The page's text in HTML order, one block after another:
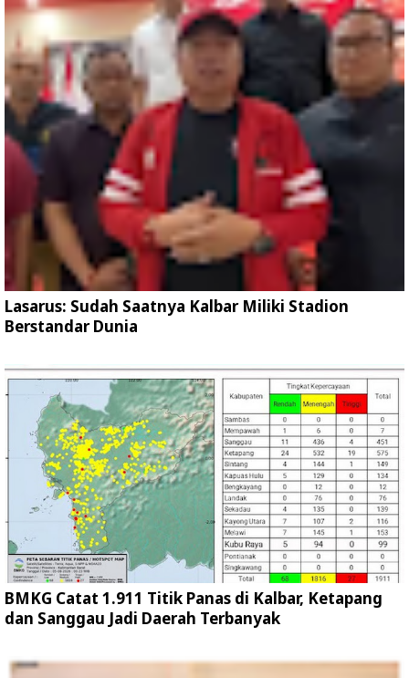
Lasarus: Sudah Saatnya Kalbar Miliki Stadion
Berstandar Dunia
BMKG Catat 1.911 Titik Panas di Kalbar, Ketapang
dan Sanggau Jadi Daerah Terbanyak